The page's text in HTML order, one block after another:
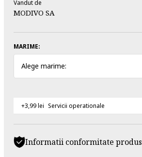
Vandut de
MODIVO SA
MARIME:
Alege marime:
+3,99 lei Servicii operationale
Informatii conformitate produs